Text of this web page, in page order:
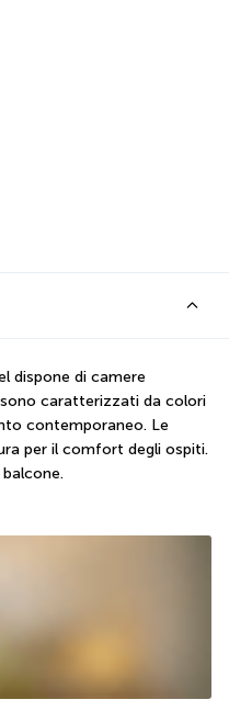
dispone di camere
caratterizzati da colori
contemporaneo. Le
per il comfort degli ospiti.